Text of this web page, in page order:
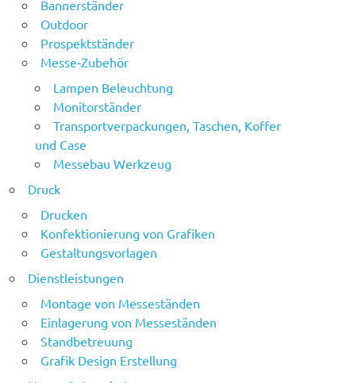
Bannerständer
Outdoor
Prospektständer
Messe-Zubehör
Lampen Beleuchtung
Monitorständer
Transportverpackungen, Taschen, Koffer
und Case
Messebau Werkzeug
Druck
Drucken
Konfektionierung von Grafiken
Gestaltungsvorlagen
Dienstleistungen
Montage von Messeständen
Einlagerung von Messeständen
Standbetreuung
Grafik Design Erstellung